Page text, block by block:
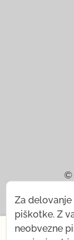
©
Za
piškotke. Z
neobvezne